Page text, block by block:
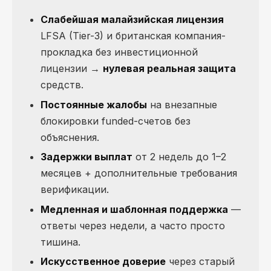
Слабейшая малайзийская лицензия
LFSA (Tier-3) и британская компания-
прокладка без инвестиционной
лицензии → нулевая реальная защита
средств.
Постоянные жалобы на внезапные
блокировки funded-счетов без
объяснения.
Задержки выплат от 2 недель до 1–2
месяцев + дополнительные требования
верификации.
Медленная и шаблонная поддержка —
ответы через недели, а часто просто
тишина.
Искусственное доверие через старый